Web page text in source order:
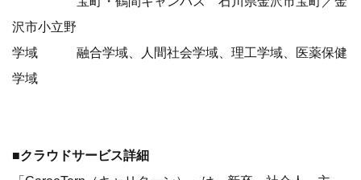
込めるインターンシップマッチングサービスです。インタ
ーンシップを通して、様々な企業と求職者のミスマッチを
なくし、運命の仕事との出会いの場を提供します。
サービスURL：https://careetern.com/